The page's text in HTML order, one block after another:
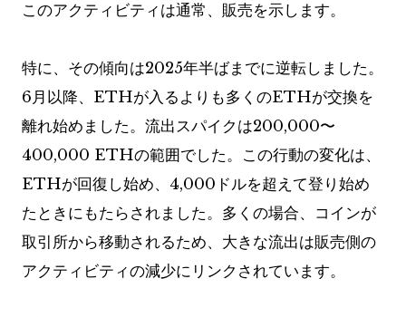
このアクティビティは通常、販売を示します。
特に、その傾向は2025年半ばまでに逆転しました。
6月以降、ETHが入るよりも多くのETHが交換を
離れ始めました。流出スパイクは200,000〜
400,000 ETHの範囲でした。この行動の変化は、
ETHが回復し始め、4,000ドルを超えて登り始め
たときにもたらされました。多くの場合、コインが
取引所から移動されるため、大きな流出は販売側の
アクティビティの減少にリンクされています。